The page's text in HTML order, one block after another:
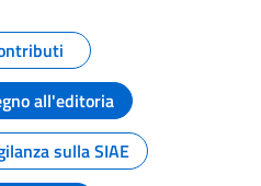
pagina
all'editoria
sulla SIAE